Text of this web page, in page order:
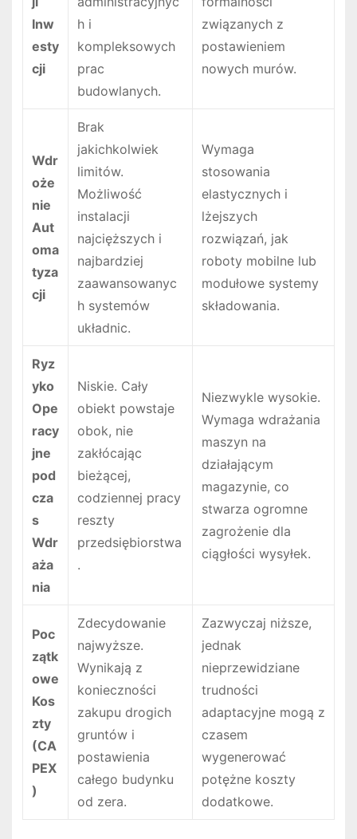
Inw
esty
cji
h i
kompleksowych
prac
budowlanych.
związanych z
postawieniem
nowych murów.
Wdr
oże
nie
Aut
oma
tyza
cji
Brak
jakichkolwiek
limitów.
Możliwość
instalacji
najcięższych i
najbardziej
zaawansowanyc
h systemów
układnic.
Wymaga
stosowania
elastycznych i
lżejszych
rozwiązań, jak
roboty mobilne lub
modułowe systemy
składowania.
Ryz
yko
Ope
racy
jne
pod
cza
s
Wdr
aża
nia
Niskie. Cały
obiekt powstaje
obok, nie
zakłócając
bieżącej,
codziennej pracy
reszty
przedsiębiorstwa
.
Niezwykle wysokie.
Wymaga wdrażania
maszyn na
działającym
magazynie, co
stwarza ogromne
zagrożenie dla
ciągłości wysyłek.
Poc
zątk
owe
Kos
zty
(CA
PEX
)
Zdecydowanie
najwyższe.
Wynikają z
konieczności
zakupu drogich
gruntów i
postawienia
całego budynku
od zera.
Zazwyczaj niższe,
jednak
nieprzewidziane
trudności
adaptacyjne mogą z
czasem
wygenerować
potężne koszty
dodatkowe.